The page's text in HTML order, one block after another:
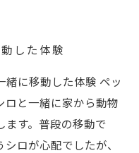
した体験
緒に移動した体験 ペッ
ロと一緒に家から動物
ます。普段の移動で
ロが心配でしたが、